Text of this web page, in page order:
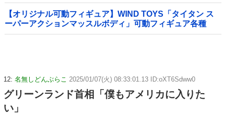
国の反応
【オリジナル可動フィギュア】WIND TOYS「タイタン ス
ーパーアクションマッスルボディ」可動フィギュア各種
【予約開始】
12: 名無しどんぶらこ 2025/01/07(火) 08:33:01.13 ID:oXT6Sdww0
グリーンランド首相「僕もアメリカに入りた
い」